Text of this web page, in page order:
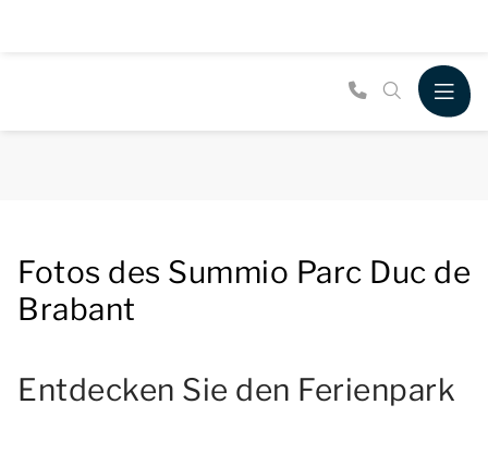
Fotos des Summio Parc Duc de
Brabant
Entdecken Sie den Ferienpark